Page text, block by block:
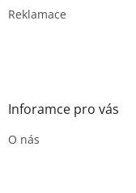
Reklamace
Inforamce pro vás
O nás